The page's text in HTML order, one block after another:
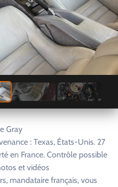
Gray
: Texas, États-Unis. 27
en France. Contrôle possible
et vidéos
mandataire français, vous